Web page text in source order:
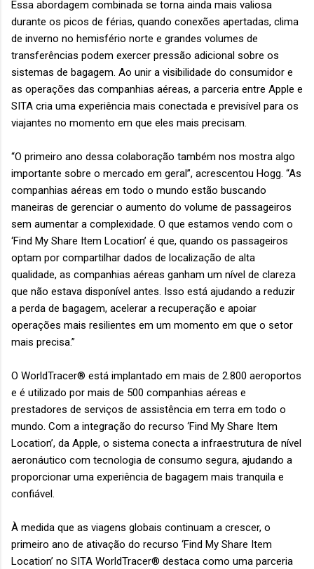
Essa abordagem combinada se torna ainda mais valiosa
durante os picos de férias, quando conexões apertadas, clima
de inverno no hemisfério norte e grandes volumes de
transferências podem exercer pressão adicional sobre os
sistemas de bagagem. Ao unir a visibilidade do consumidor e
as operações das companhias aéreas, a parceria entre Apple e
SITA cria uma experiência mais conectada e previsível para os
viajantes no momento em que eles mais precisam.
“O primeiro ano dessa colaboração também nos mostra algo
importante sobre o mercado em geral”, acrescentou Hogg. “As
companhias aéreas em todo o mundo estão buscando
maneiras de gerenciar o aumento do volume de passageiros
sem aumentar a complexidade. O que estamos vendo com o
‘Find My Share Item Location’ é que, quando os passageiros
optam por compartilhar dados de localização de alta
qualidade, as companhias aéreas ganham um nível de clareza
que não estava disponível antes. Isso está ajudando a reduzir
a perda de bagagem, acelerar a recuperação e apoiar
operações mais resilientes em um momento em que o setor
mais precisa.”
O WorldTracer® está implantado em mais de 2.800 aeroportos
e é utilizado por mais de 500 companhias aéreas e
prestadores de serviços de assistência em terra em todo o
mundo. Com a integração do recurso ‘Find My Share Item
Location’, da Apple, o sistema conecta a infraestrutura de nível
aeronáutico com tecnologia de consumo segura, ajudando a
proporcionar uma experiência de bagagem mais tranquila e
confiável.
À medida que as viagens globais continuam a crescer, o
primeiro ano de ativação do recurso ‘Find My Share Item
Location’ no SITA WorldTracer® destaca como uma parceria